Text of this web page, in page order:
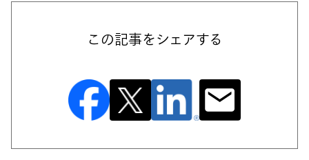
この記事をシェアする